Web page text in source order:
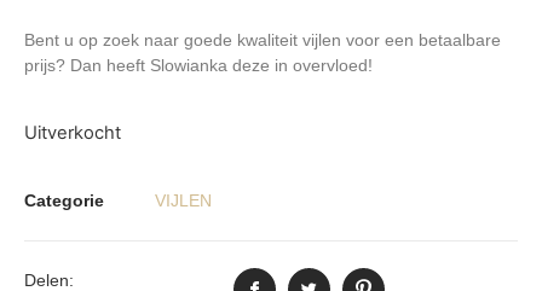
Bent u op zoek naar goede kwaliteit vijlen voor een betaalbare
prijs? Dan heeft Slowianka deze in overvloed!
Uitverkocht
Categorie VIJLEN
Delen: